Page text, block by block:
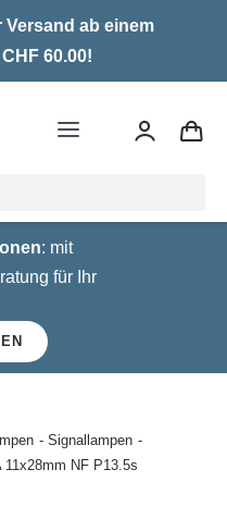
ab einem
60.00!
Toggle
: mit
für Ihr
Signallampen
11x28mm NF P13.5s